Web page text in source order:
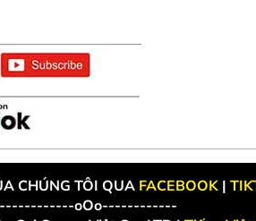
CHÚNG TÔI QUA FACEBOOK |
------------oOo------------